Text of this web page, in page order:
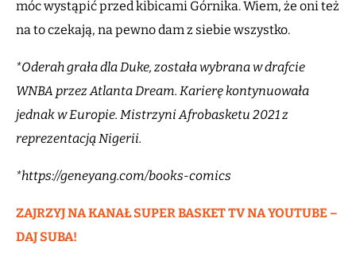
móc wystąpić przed kibicami Górnika. Wiem, że oni też
na to czekają, na pewno dam z siebie wszystko.
*Oderah grała dla Duke, została wybrana w drafcie
WNBA przez Atlanta Dream. Karierę kontynuowała
jednak w Europie. Mistrzyni Afrobasketu 2021 z
reprezentacją Nigerii.
*https://geneyang.com/books-comics
ZAJRZYJ NA KANAŁ SUPER BASKET TV NA YOUTUBE –
DAJ SUBA!